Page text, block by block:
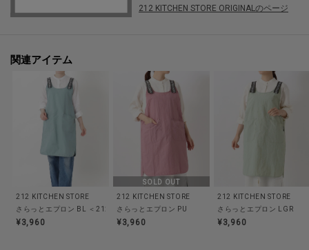
た、パソコン・スマートフォンなどの環境により、若干製品と画像のカラー
【価格改定のお知らせ】
この度2026年8月3日より、原材料費高騰の影響にて価格改定を致します。
何卒ご了承頂きますよう、お願い申し上げます。
また価格改定後、商品タグに記載している価格につきまして、旧価格のもの
が混在している場合がございます。ご了承下さいますよう、重ねてお願い申
し上げます。
212 KITCHEN STORE ORIGINALのページ
関連アイテム
212 KITCHEN STORE
さらっとエプロン BL ＜212Kオリジナル＞
¥3,960
SOLD OUT
212 KITCHEN STORE
さらっとエプロン PU
¥3,960
212 KITCHEN STORE
さらっとエプロン LGR
¥3,960